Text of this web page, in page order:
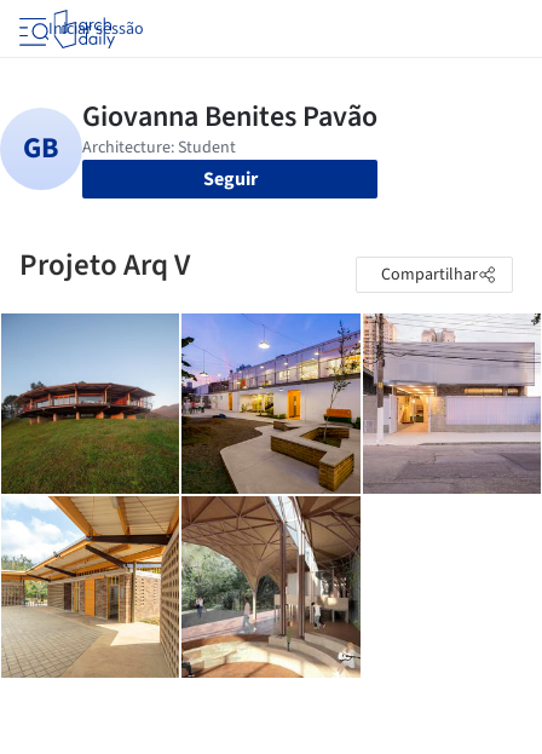
Iniciar sessão
Seguir
Projeto Arq V Compartilhar